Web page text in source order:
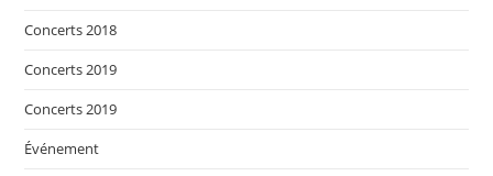
Concerts 2018
Concerts 2019
Concerts 2019
Événement